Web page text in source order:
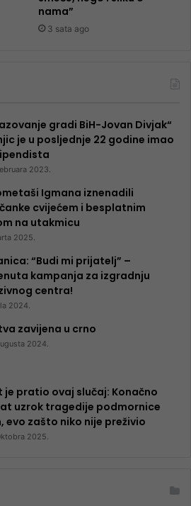
nama”
3 sata ago
gradi BiH-Jovan Divjak“
je u posljednje 22 godine imao
2023.
Igmana iznenadili
cvijećem i besplatnim
na utakmicu
2025.
“Budi mi prijatelj” –
kampanja za izgradnju
centra!
2024.
zavijena u crno
2024.
je pratio ovaj slučaj: Konačno
uzrok tragedije podmornice
evo zašto niko nije preživio
2025.